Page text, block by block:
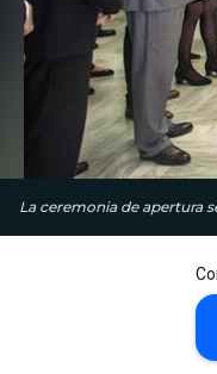
La ceremonia de apertura